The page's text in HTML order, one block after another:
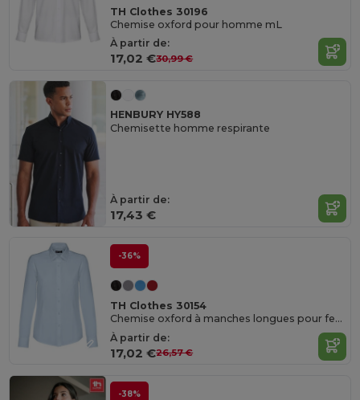
TH Clothes 30196
Chemise oxford pour homme mL
À partir de:
17,02 €30,99 €
HENBURY HY588
Chemisette homme respirante
À partir de:
17,43 €
-36%
TH Clothes 30154
Chemise oxford à manches longues pour femmes
À partir de:
17,02 €26,57 €
-38%